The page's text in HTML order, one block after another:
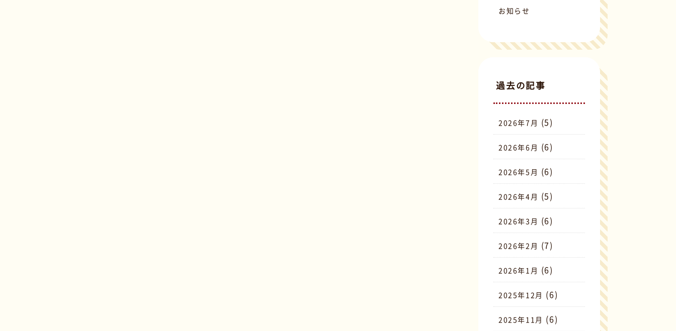
お知らせ
過去の記事
2026年7月 (5)
2026年6月 (6)
2026年5月 (6)
2026年4月 (5)
2026年3月 (6)
2026年2月 (7)
2026年1月 (6)
2025年12月 (6)
2025年11月 (6)